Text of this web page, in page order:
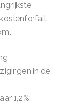
in de
1,2%;